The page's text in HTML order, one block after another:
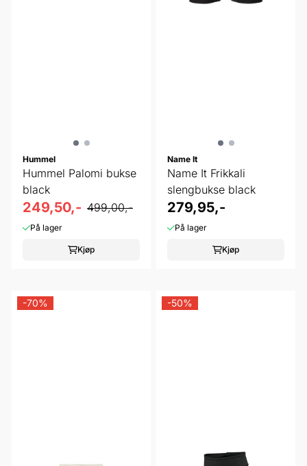
Hummel
Hummel Palomi bukse
black
249,50,- 499,00,-
På lager
Kjøp
Name It
Name It Frikkali
slengbukse black
279,95,-
På lager
Kjøp
-70% -50%